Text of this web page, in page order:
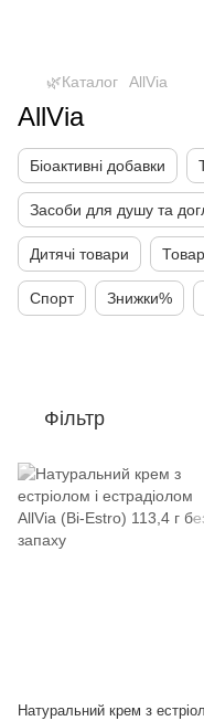
🌿Каталог AllVia
AllVia
Біоактивні добавки
Засоби для душу та
Дитячі товари
Спорт Знижки%
Фільтр
Натуральний крем з